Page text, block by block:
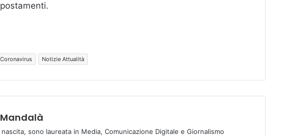
Notizie Attualità
nascita, sono laureata in Media, Comunicazione Digitale e Giornalismo